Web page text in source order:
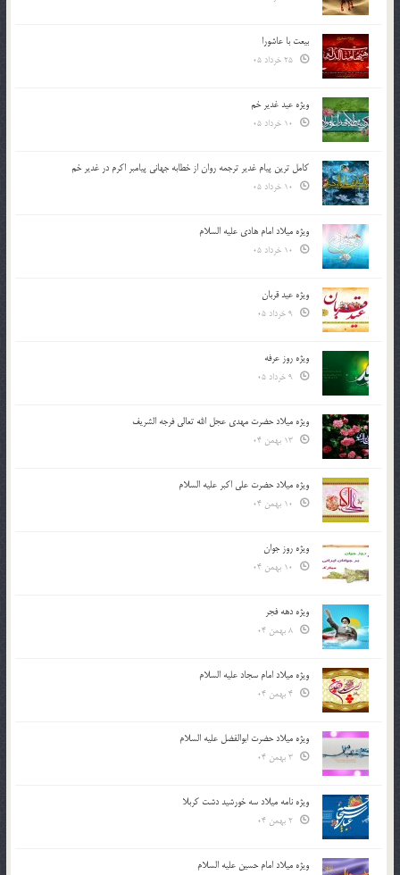
بیعت با عاشورا
ویژه عید غدیر خم
کامل ترین پیام غدیر ترجمه روان از خطابه جهانی پیامبر اکرم در غدیر خم
ویژه میلاد امام هادی علیه السلام
ویژه عید قربان
ویژه روز عرفه
ویژه میلاد حضرت مهدی عجل الله تعالی فرجه الشريف
ویژه میلاد حضرت علی اکبر علیه السلام
ویژه روز جوان
ویژه دهه فجر
ویژه میلاد امام سجاد علیه السلام
ویژه میلاد حضرت ابوالفضل علیه السلام
ویژه نامه میلاد سه خورشید دشت کربلا
ویژه میلاد امام حسین علیه السلام